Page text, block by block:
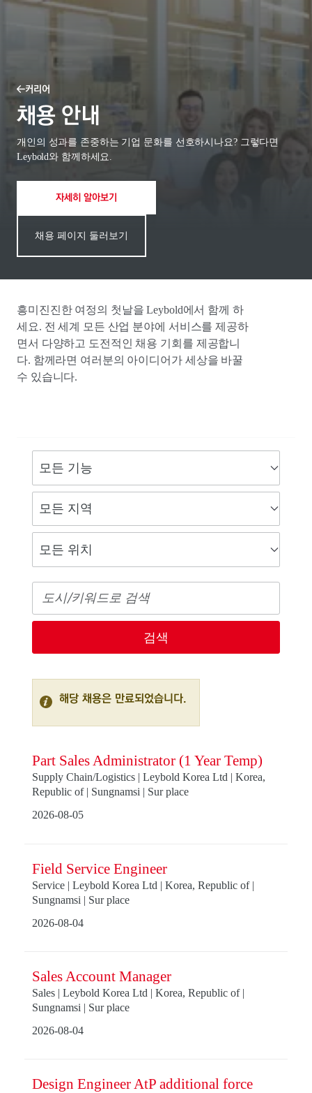
커리어
채용 안내
개인의 성과를 존중하는 기업 문화를 선호하시나요? 그렇다면
Leybold와 함께하세요.
자세히 알아보기
채용 페이지 둘러보기
흥미진진한 여정의 첫날을 Leybold에서 함께 하
세요. 전 세계 모든 산업 분야에 서비스를 제공하
면서 다양하고 도전적인 채용 기회를 제공합니
다. 함께라면 여러분의 아이디어가 세상을 바꿀
수 있습니다.
해당 채용은 만료되었습니다.
Part Sales Administrator (1 Year Temp)
Supply Chain/Logistics | Leybold Korea Ltd | Korea,
Republic of | Sungnamsi | Sur place
2026-08-05
Field Service Engineer
Service | Leybold Korea Ltd | Korea, Republic of |
Sungnamsi | Sur place
2026-08-04
Sales Account Manager
Sales | Leybold Korea Ltd | Korea, Republic of |
Sungnamsi | Sur place
2026-08-04
Design Engineer AtP additional force